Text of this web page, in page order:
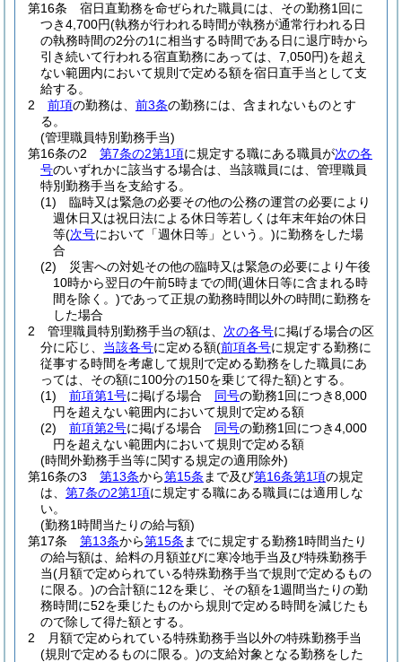
第16条
宿日直勤務を命ぜられた職員には、その勤務1回に
つき4,700円(執務が行われる時間が執務が通常行われる日
の執務時間の2分の1に相当する時間である日に退庁時から
引き続いて行われる宿直勤務にあっては、7,050円)を超え
ない範囲内において規則で定める額を宿日直手当として支
給する。
2
前項の勤務は、 前3条の勤務には、含まれないものとす
る。
(管理職員特別勤務手当)
第16条の2
第7条の2第1項に規定する職にある職員が次の各
号のいずれかに該当する場合は、当該職員には、管理職員
特別勤務手当を支給する。
(1)
臨時又は緊急の必要その他の公務の運営の必要により
週休日又は祝日法による休日等若しくは年末年始の休日
等(次号において「週休日等」という。)に勤務をした場
合
(2)
災害への対処その他の臨時又は緊急の必要により午後
10時から翌日の午前5時までの間(週休日等に含まれる時
間を除く。)であって正規の勤務時間以外の時間に勤務を
した場合
2
管理職員特別勤務手当の額は、 次の各号に掲げる場合の区
分に応じ、 当該各号に定める額(前項各号に規定する勤務に
従事する時間を考慮して規則で定める勤務をした職員にあ
っては、その額に100分の150を乗じて得た額)とする。
(1)
前項第1号に掲げる場合 同号の勤務1回につき8,000
円を超えない範囲内において規則で定める額
(2)
前項第2号に掲げる場合 同号の勤務1回につき4,000
円を超えない範囲内において規則で定める額
(時間外勤務手当等に関する規定の適用除外)
第16条の3
第13条から第15条 まで及び第16条第1項の規定
は、 第7条の2第1項に規定する職にある職員には適用しな
い。
(勤務1時間当たりの給与額)
第17条
第13条から第15条 までに規定する勤務1時間当たり
の給与額は、給料の月額並びに寒冷地手当及び特殊勤務手
当(月額で定められている特殊勤務手当で規則で定めるもの
に限る。)の合計額に12を乗じ、その額を1週間当たりの勤
務時間に52を乗じたものから規則で定める時間を減じたも
ので除して得た額とする。
2
月額で定められている特殊勤務手当以外の特殊勤務手当
(規則で定めるものに限る。)の支給対象となる勤務をした